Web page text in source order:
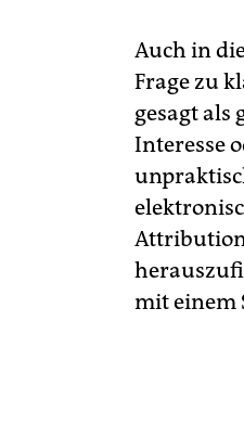
Auch in
Frage zu
gesagt
Interesse
mit einem